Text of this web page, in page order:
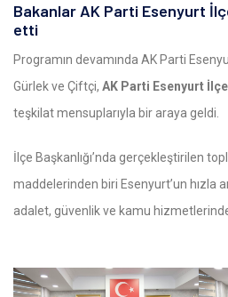
Bakanlar AK Parti Esenyurt
etti
Programın devamında AK Parti
Gürlek ve Çiftçi, AK Parti Esenyurt
teşkilat mensuplarıyla bir araya geldi.
İlçe Başkanlığı’nda gerçekleştirilen
maddelerinden biri Esenyurt’un hızla
adalet, güvenlik ve kamu